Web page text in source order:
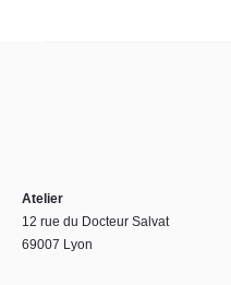
Atelier
12 rue du Docteur Salvat
69007 Lyon